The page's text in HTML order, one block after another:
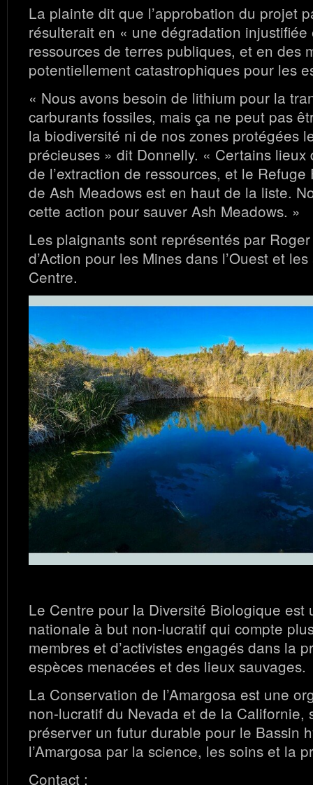
La plainte dit que l’approbation du projet
résulterait en « une dégradation
ressources de terres publiques, et en des
potentiellement catastrophiques pour les
« Nous avons besoin de lithium pour la
carburants fossiles, mais ça ne peut pas
la biodiversité ni de nos zones protégées
précieuses » dit Donnelly. « Certains lieux
de l’extraction de ressources, et le
de Ash Meadows est en haut de la liste.
cette action pour sauver Ash Meadows. »
Les plaignants sont représentés par
d’Action pour les Mines dans l’Ouest et
Centre.
Le Centre pour la Diversité Biologique est
nationale à but non-lucratif qui compte
membres et d’activistes engagés dans la
espèces menacées et des lieux sauvages.
La Conservation de l’Amargosa est une
non-lucratif du Nevada et de la Californie,
préserver un futur durable pour le Bassin
l’Amargosa par la science, les soins et la
Contact :